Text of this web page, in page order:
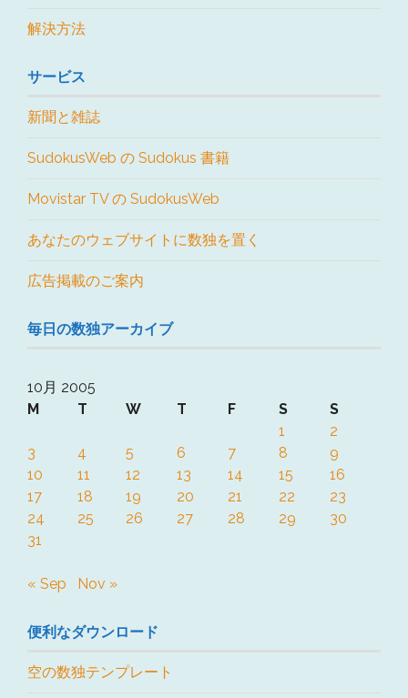
解決方法
サービス
新聞と雑誌
SudokusWeb の Sudokus 書籍
Movistar TV の SudokusWeb
あなたのウェブサイトに数独を置く
広告掲載のご案内
毎日の数独アーカイブ
10月 2005
M
T W T F S
S
1
2
3
4 5 6 7 8
9
10
11 12 13 14 15
16
17
18 19 20 21 22
23
24
25 26 27 28 29
30
31
« Sep Nov »
便利なダウンロード
空の数独テンプレート